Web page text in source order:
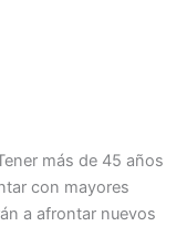
más de 45 años
con mayores
a afrontar nuevos